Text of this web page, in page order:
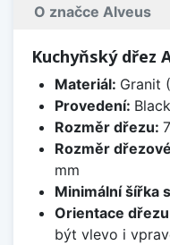
O značce Alveus
Kuchyňský dřez
Materiál: Granit
Provedení:
Rozměr dřezu:
Rozměr
mm
Minimální šířka
Orientace
být vlevo i